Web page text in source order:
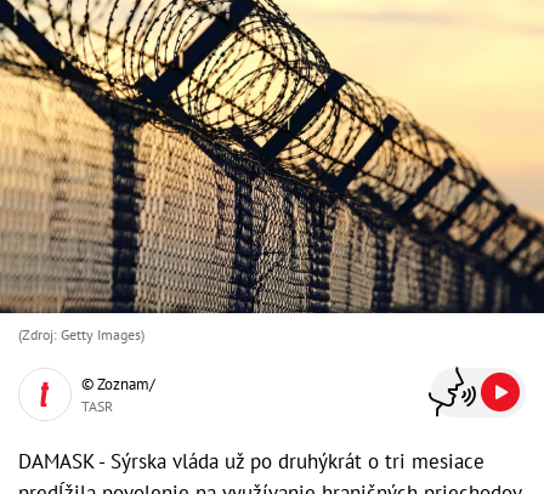
(Zdroj: Getty Images)
© Zoznam/
TASR
DAMASK - Sýrska vláda už po druhýkrát o tri mesiace